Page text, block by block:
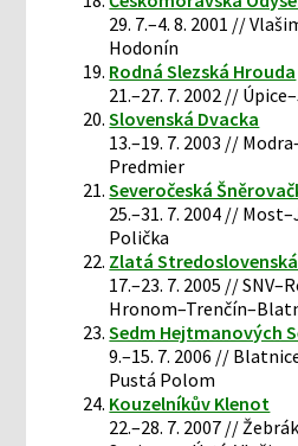
29. 7.–4. 8. 2001 //
Hodonín
Rodná Slezská Hrouda
21.–27. 7. 2002 //
Slovenská Dvacka
13.–19. 7. 2003 //
Predmier
Severočeská
25.–31. 7. 2004 //
Polička
Zlatá
17.–23. 7. 2005 //
Sedm Hejtmanových
9.–15. 7. 2006 //
Pustá Polom
Kouzelníkův Klenot
22.–28. 7. 2007 //